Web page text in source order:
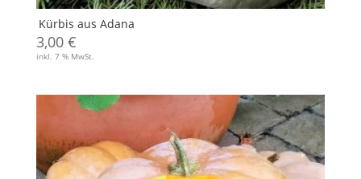
Kürbis aus Adana
3,00 €
inkl. 7 % MwSt.